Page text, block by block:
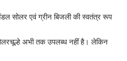
सोलर एवं ग्रीन बिजली की स्वतंत्र रूप
अभी तक उपलब्ध नहीं है। लेकिन